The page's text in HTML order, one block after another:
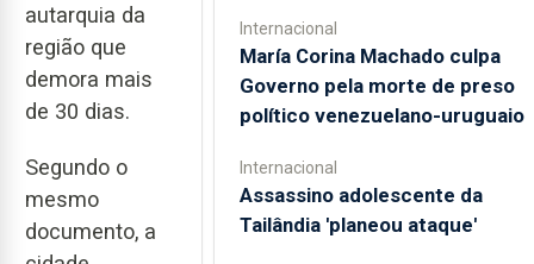
autarquia da
região que
demora mais
de 30 dias.
Segundo o
mesmo
documento, a
Internacional
María Corina Machado culpa
Governo pela morte de preso
político venezuelano-uruguaio
Internacional
Assassino adolescente da
Tailândia 'planeou ataque'